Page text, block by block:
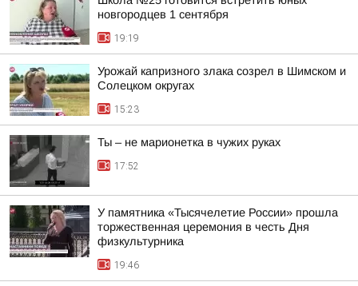
новгородцев 1 сентября
19:19
Урожай капризного злака созрел в Шимском и
Солецком округах
15:23
Ты – не марионетка в чужих руках
17:52
У памятника «Тысячелетие России» прошла
торжественная церемония в честь Дня
физкультурника
19:46